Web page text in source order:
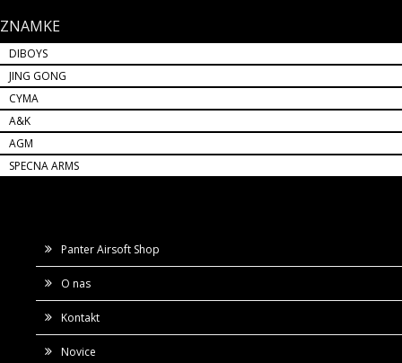
ZNAMKE
DIBOYS
JING GONG
CYMA
A&K
AGM
SPECNA ARMS
Panter Airsoft Shop
O nas
Kontakt
Novice